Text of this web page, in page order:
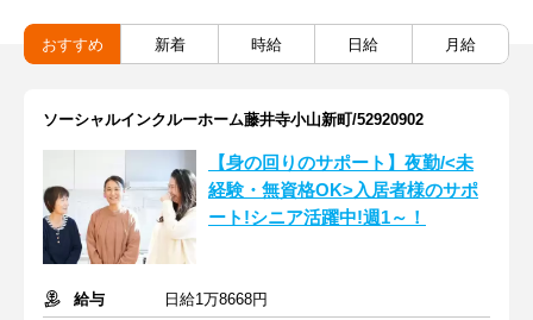
おすすめ 新着 時給 日給 月給
ソーシャルインクルーホーム藤井寺小山新町/52920902
【身の回りのサポート】夜勤/<未
経験・無資格OK>入居者様のサポ
ート!シニア活躍中!週1～！
給与
日給1万8668円